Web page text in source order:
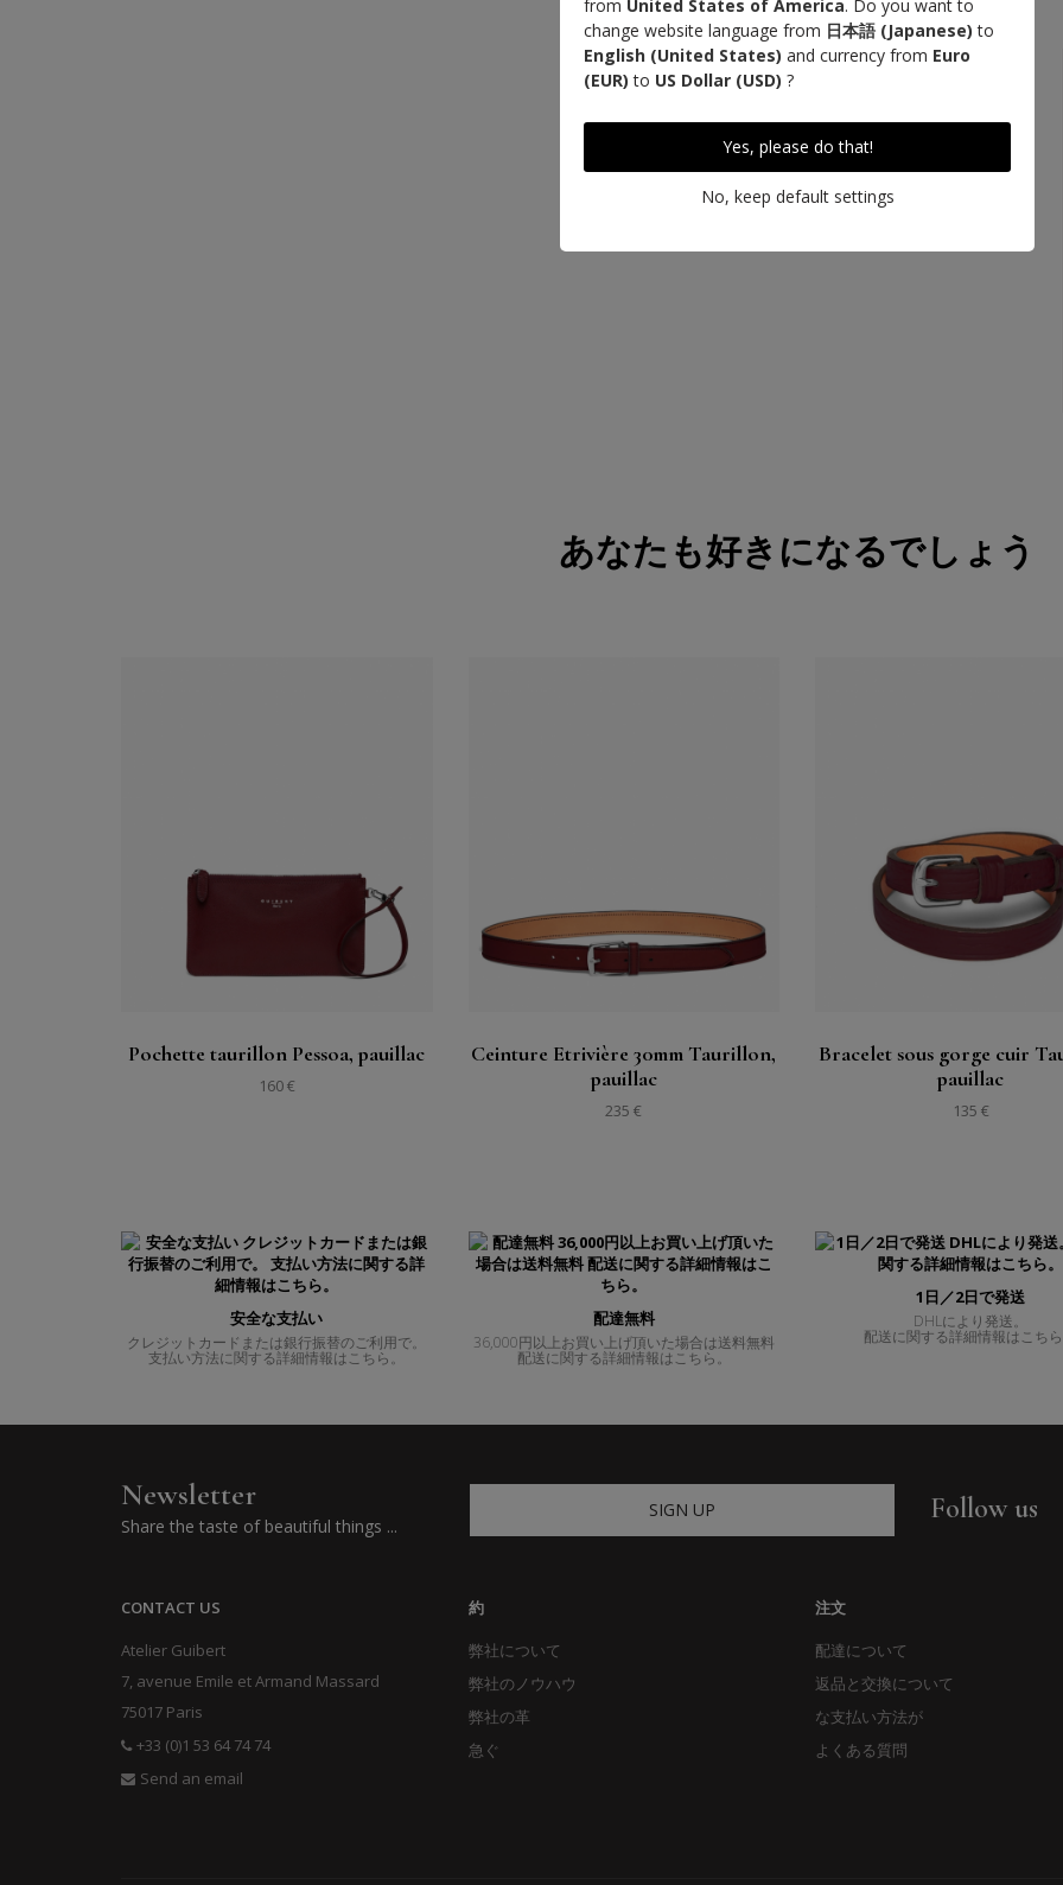
Designed in Paris
あなたも好きになるでしょう
Pochette taurillon Pessoa, pauillac
160 €
見る 購入する
Ceinture Etrivière 30mm Taurillon,
pauillac
235 €
購入する
Bracelet sous gorge cuir
pauillac
135 €
安全な支払い
クレジットカードまたは銀行振替のご利用で。
支払い方法に関する詳細情報はこちら。
配達無料
36,000円以上お買い上げ頂いた場合は送料無料
配送に関する詳細情報はこちら。
1日／2日で発送
DHLにより発送。
配送に関する詳細情報はこちら
Newsletter
Share the taste of beautiful things ...
SIGN UP Follow us
CONTACT US
Atelier Guibert
7, avenue Emile et Armand Massard
75017 Paris
+33 (0)1 53 64 74 74
Send an email
約
弊社について
弊社のノウハウ
弊社の革
急ぐ
注文
配達について
返品と交換について
な支払い方法が
よくある質問
from United States of America. Do you want to
change website language from 日本語 (Japanese) to
English (United States) and currency from Euro
(EUR) to US Dollar (USD) ?
Yes, please do that!
No, keep default settings